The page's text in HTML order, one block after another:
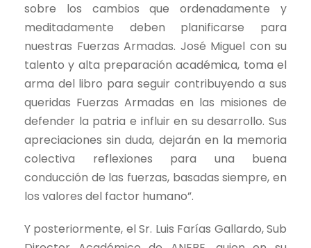
sobre los cambios que ordenadamente y
meditadamente deben planificarse para
nuestras Fuerzas Armadas. José Miguel con su
talento y alta preparación académica, toma el
arma del libro para seguir contribuyendo a sus
queridas Fuerzas Armadas en las misiones de
defender la patria e influir en su desarrollo. Sus
apreciaciones sin duda, dejarán en la memoria
colectiva reflexiones para una buena
conducción de las fuerzas, basadas siempre, en
los valores del factor humano”.
Y posteriormente, el Sr. Luis Farías Gallardo, Sub